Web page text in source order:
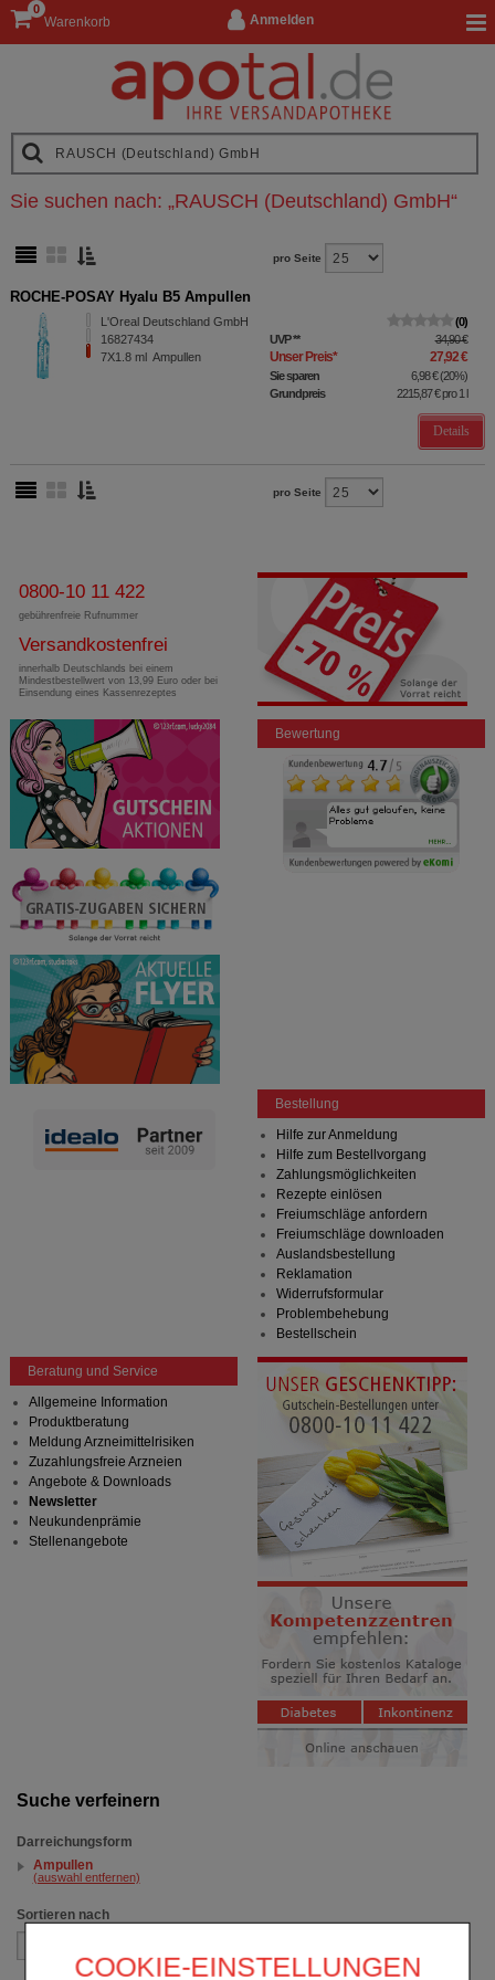
COOKIE-EINSTELLUNGEN
Anmelden
Warenkorb
0
Suche verfeinern
Darreichungsform
Ampullen
(auswahl entfernen)
Sortieren nach
Sie suchen nach: „RAUSCH (Deutschland) GmbH“
pro Seite
ROCHE-POSAY Hyalu B5 Ampullen
L'Oreal Deutschland GmbH
16827434
7X1.8 ml Ampullen
0
UVP** 34,90 €
Unser Preis* 27,92 €
Sie sparen 6,98 €(20%)
Grundpreis
2215,87 €pro 1 l
Details
pro Seite
0800-10 11 422
gebührenfreie Rufnummer
Versandkostenfrei
innerhalb Deutschlands bei einem
Mindestbestellwert von 13,99 Euro oder bei
Einsendung eines Kassenrezeptes
Bewertung
Bestellung
Hilfe zur Anmeldung
Hilfe zum Bestellvorgang
Zahlungsmöglichkeiten
Rezepte einlösen
Freiumschläge anfordern
Freiumschläge downloaden
Auslandsbestellung
Reklamation
Widerrufsformular
Problembehebung
Bestellschein
Beratung und Service
Allgemeine Information
Produktberatung
Meldung Arzneimittelrisiken
Zuzahlungsfreie Arzneien
Angebote & Downloads
Newsletter
Neukundenprämie
Stellenangebote